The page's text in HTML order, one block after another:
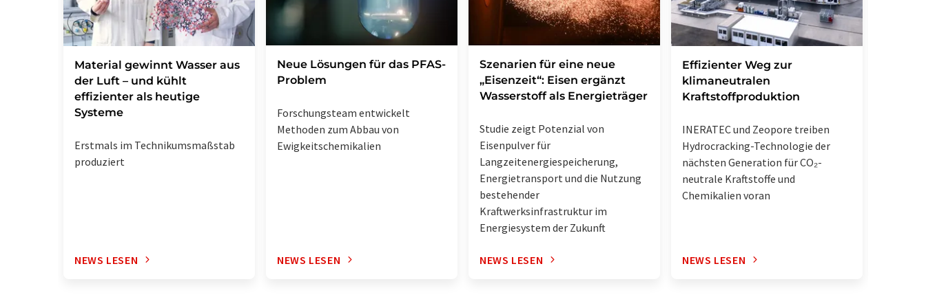
Material gewinnt Wasser aus
der Luft – und kühlt
effizienter als heutige
Systeme
Erstmals im Technikumsmaßstab
produziert
NEWS LESEN
Neue Lösungen für das PFAS-
Problem
Forschungsteam entwickelt
Methoden zum Abbau von
Ewigkeitschemikalien
NEWS LESEN
Szenarien für eine neue
„Eisenzeit“: Eisen ergänzt
Wasserstoff als Energieträger
Studie zeigt Potenzial von
Eisenpulver für
Langzeitenergiespeicherung,
Energietransport und die Nutzung
bestehender
Kraftwerksinfrastruktur im
Energiesystem der Zukunft
NEWS LESEN
Effizienter Weg zur
klimaneutralen
Kraftstoffproduktion
INERATEC und Zeopore treiben
Hydrocracking-Technologie der
nächsten Generation für CO₂-
neutrale Kraftstoffe und
Chemikalien voran
NEWS LESEN